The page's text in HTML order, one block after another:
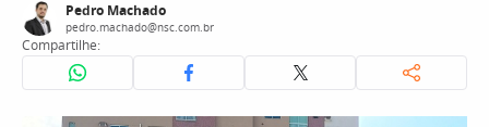
Pedro Machado
pedro.machado@nsc.com.br
Compartilhe: